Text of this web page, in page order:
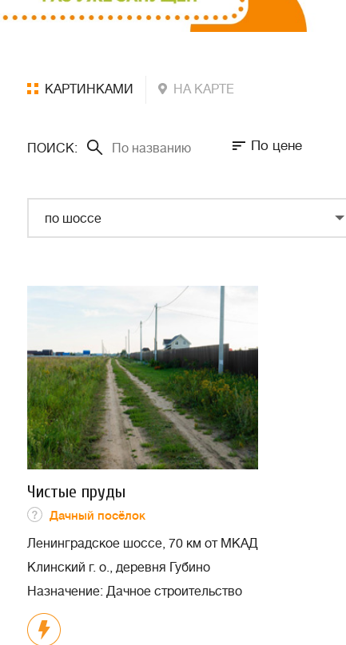
КАРТИНКАМИ НА КАРТЕ
ПОИСК: По цене
по шоссе
Чистые пруды
Дачный посёлок
Ленинградское шоссе, 70 км от МКАД
Клинский г. о., деревня Губино
Назначение: Дачное строительство